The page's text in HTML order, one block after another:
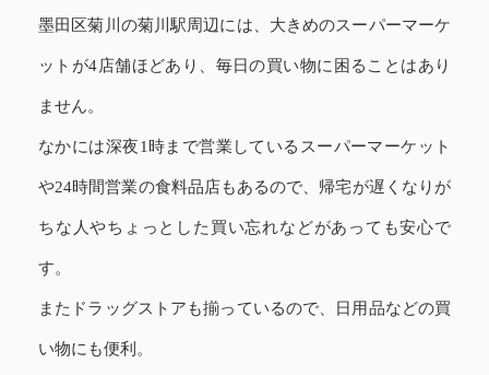
墨田区菊川の菊川駅周辺には、大きめのスーパーマーケ
ットが4店舗ほどあり、毎日の買い物に困ることはあり
ません。
なかには深夜1時まで営業しているスーパーマーケット
や24時間営業の食料品店もあるので、帰宅が遅くなりが
ちな人やちょっとした買い忘れなどがあっても安心で
す。
またドラッグストアも揃っているので、日用品などの買
い物にも便利。